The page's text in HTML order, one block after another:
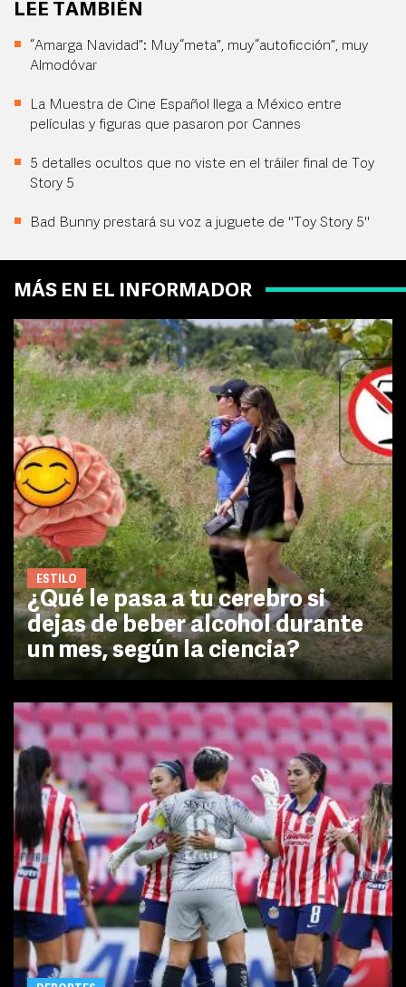
LEE TAMBIÉN
“Amarga Navidad”: Muy “meta”, muy “autoficción”, muy
Almodóvar
La Muestra de Cine Español llega a México entre
películas y figuras que pasaron por Cannes
5 detalles ocultos que no viste en el tráiler final de Toy
Story 5
Bad Bunny prestará su voz a juguete de "Toy Story 5"
MÁS EN EL INFORMADOR
ESTILO
¿Qué le pasa a tu cerebro si
dejas de beber alcohol durante
un mes, según la ciencia?